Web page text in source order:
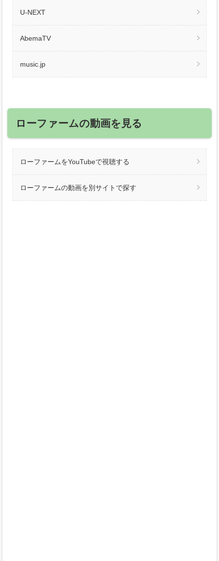
U-NEXT
AbemaTV
music.jp
ローファームの動画を見る
ローファームをYouTubeで視聴する
ローファームの動画を別サイトで探す